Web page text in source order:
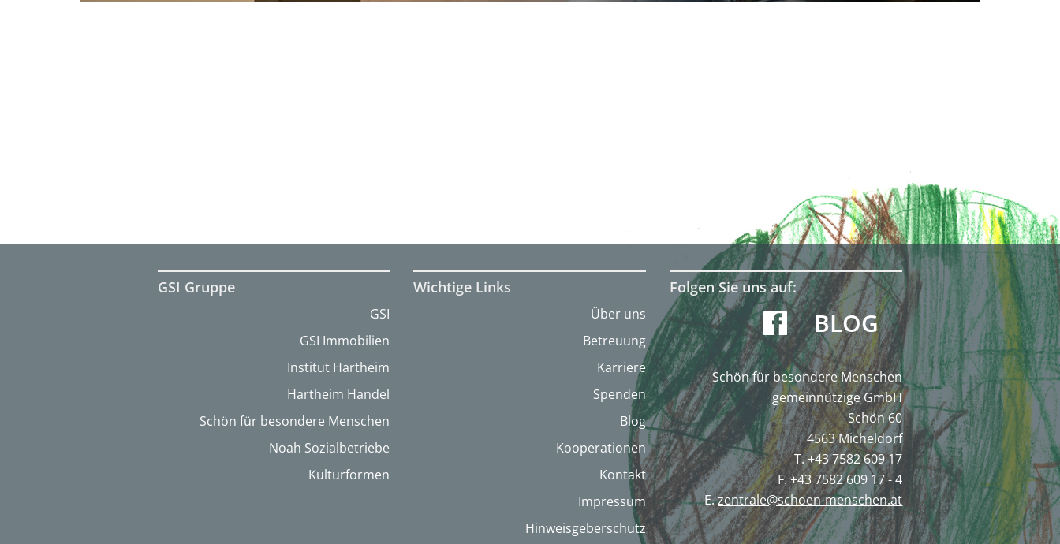
GSI Gruppe
GSI
GSI Immobilien
Institut Hartheim
Hartheim Handel
Schön für besondere Menschen
Noah Sozialbetriebe
Kulturformen
Wichtige Links
Über uns
Betreuung
Karriere
Spenden
Blog
Kooperationen
Kontakt
Impressum
Hinweisgeberschutz
Folgen Sie uns auf:
BLOG
Schön für besondere Menschen
gemeinnützige GmbH
Schön 60
4563 Micheldorf
T. +43 7582 609 17
F. +43 7582 609 17 - 4
E.zentrale@schoen-menschen.at